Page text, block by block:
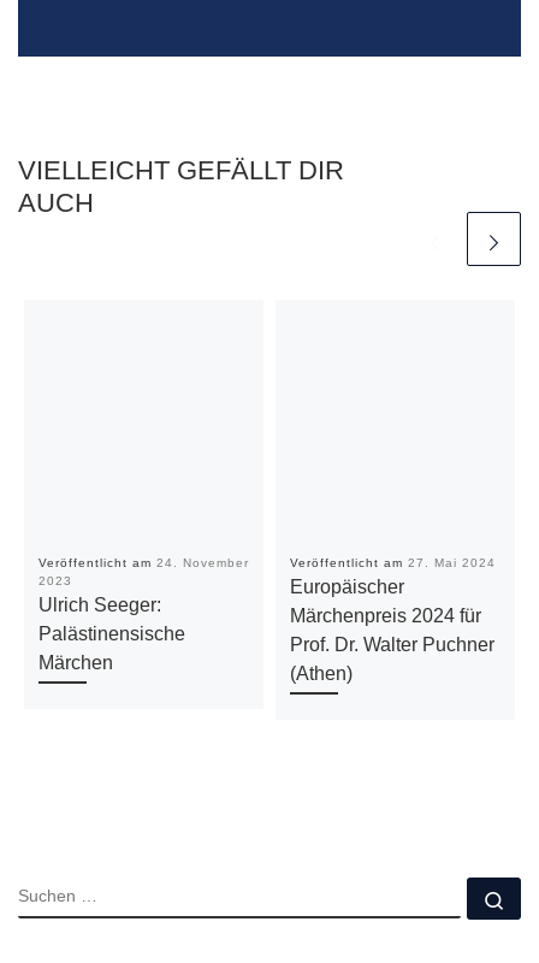
VIELLEICHT GEFÄLLT DIR
AUCH
Veröffentlicht am 24. November
2023
Ulrich Seeger:
Palästinensische
Märchen
Veröffentlicht am 27. Mai 2024
Europäischer
Märchenpreis 2024 für
Prof. Dr. Walter Puchner
(Athen)
SUCHE